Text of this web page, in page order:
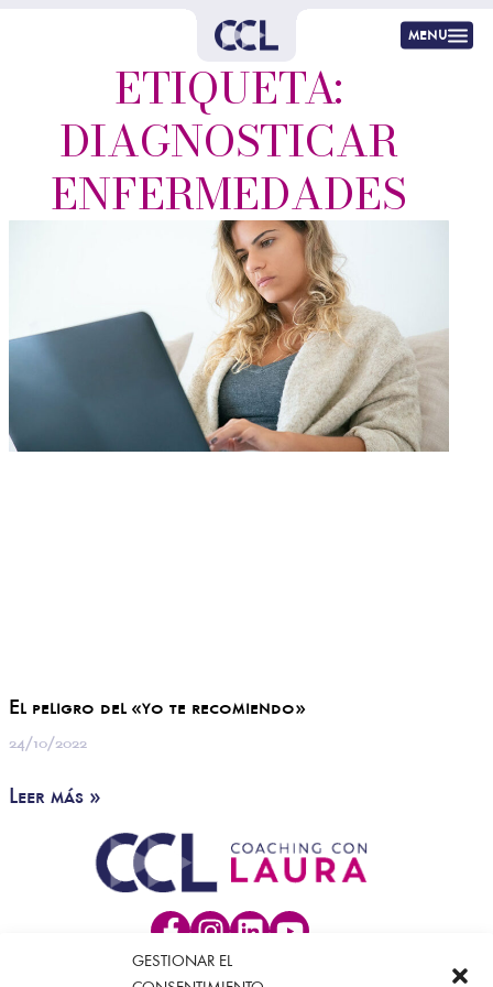
GESTIONAR EL
menu
ETIQUETA:
DIAGNOSTICAR
ENFERMEDADES
El peligro del «yo te recomiendo»
24/10/2022
Leer más »
Sobre Laura